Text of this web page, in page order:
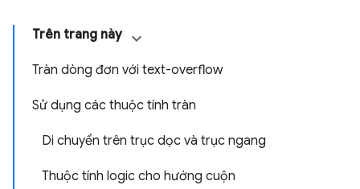
Trên trang này
Tràn dòng đơn với text-overflow
Sử dụng các thuộc tính tràn
Di chuyển trên trục dọc và trục ngang
Thuộc tính logic cho hướng cuộn